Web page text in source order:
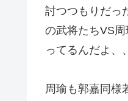
討つつもりだっ
の武将たちVS
ってるんだよ、
周瑜も郭嘉同様